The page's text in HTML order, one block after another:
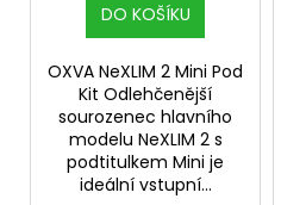
DO KOŠÍKU
OXVA NeXLIM 2 Mini Pod
Kit Odlehčenější
sourozenec hlavního
modelu NeXLIM 2 s
podtitulkem Mini je
ideální vstupní...